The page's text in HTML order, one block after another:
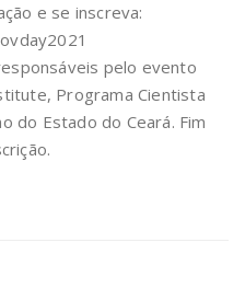
e se inscreva:
pelo evento
Programa Cientista
do Estado do Ceará. Fim